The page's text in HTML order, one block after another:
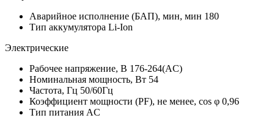
Аварийное исполнение (БАП), мин, мин 180
Тип аккумулятора Li-Ion
Электрические
Рабочее напряжение, В 176-264(AC)
Номинальная мощность, Вт 54
Частота, Гц 50/60Гц
Коэффициент мощности (PF), не менее, cos φ 0,96
Тип питания AC